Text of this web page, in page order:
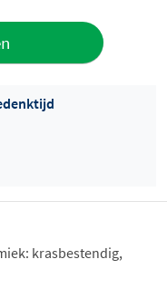
krasbestendig,